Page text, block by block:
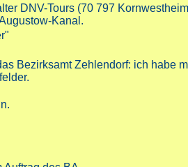
DNV-Tours (70 797
Kanal.
Bezirksamt Zehlendorf: ich habe